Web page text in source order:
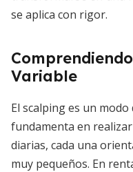
se aplica con rigor.
Variable
El scalping es un
fundamenta en
diarias, cada una
muy pequeños. En